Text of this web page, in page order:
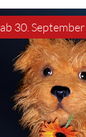
ab 30.